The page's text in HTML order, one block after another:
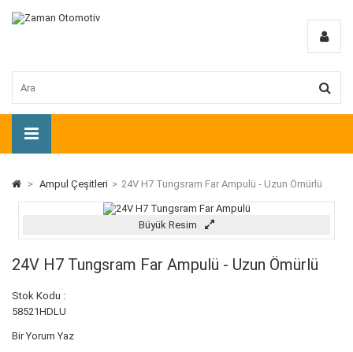
> Ampul Çeşitleri > 24V H7 Tungsram Far Ampulü - Uzun Ömürlü
Büyük Resim
24V H7 Tungsram Far Ampulü - Uzun Ömürlü
Stok Kodu :
58521HDLU
Bir Yorum Yaz